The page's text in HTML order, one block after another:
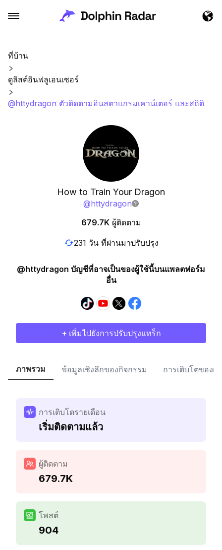
ที่บ้าน
ดูลิสต์อินฟลูเอนเซอร์
@httydragon ตัวติดตามอินสตาแกรมเคาน์เตอร์ และสถิติ
How to Train Your Dragon
@httydragon
679.7K ผู้ติดตาม
231 วัน ที่ผ่านมาปรับปรุง
@httydragon บัญชีที่อาจเป็นของผู้ใช้นี้บนแพลตฟอร์ม
อื่น
+ เพิ่มไปยังการปรับปรุงแทร็ก
ภาพรวม ข้อมูลเชิงลึกของกิจกรรม การเติบโตของผู้
การเติบโตรายเดือน
เริ่มติดตามแล้ว
ผู้ติดตาม
679.7K
โพสต์
904